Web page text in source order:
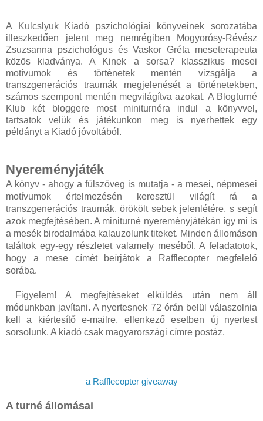
A Kulcslyuk Kiadó pszichológiai könyveinek sorozatába
illeszkedően jelent meg nemrégiben Mogyorósy-Révész
Zsuzsanna pszichológus és Vaskor Gréta meseterapeuta
közös kiadványa. A Kinek a sorsa? klasszikus mesei
motívumok és történetek mentén vizsgálja a
transzgenerációs traumák megjelenését a történetekben,
számos szempont mentén megvilágítva azokat. A Blogturné
Klub két bloggere most miniturnéra indul a könyvvel,
tartsatok velük és játékunkon meg is nyerhettek egy
példányt a Kiadó jóvoltából.
Nyereményjáték
A könyv - ahogy a fülszöveg is mutatja - a mesei, népmesei
motívumok értelmezésén keresztül világít rá a
transzgenerációs traumák, örökölt sebek jelenlétére, s segít
azok megfejtésében. A miniturné nyereményjátékán így mi is
a mesék birodalmába kalauzolunk titeket. Minden állomáson
találtok egy-egy részletet valamely meséből. A feladatotok,
hogy a mese címét beírjátok a Rafflecopter megfelelő
sorába.
Figyelem! A megfejtéseket elküldés után nem áll
módunkban javítani. A nyertesnek 72 órán belül válaszolnia
kell a kiértesítő e-mailre, ellenkező esetben új nyertest
sorsolunk. A kiadó csak magyarországi címre postáz.
a Rafflecopter giveaway
A turné állomásai